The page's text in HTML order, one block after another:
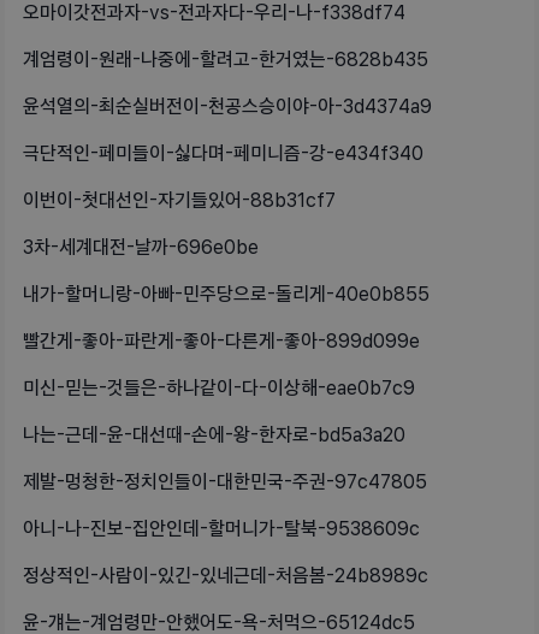
오마이갓전과자-vs-전과자다-우리-나-f338df74
계엄령이-원래-나중에-할려고-한거였는-6828b435
윤석열의-최순실버전이-천공스승이야-아-3d4374a9
극단적인-페미들이-싫다며-페미니즘-강-e434f340
이번이-첫대선인-자기들있어-88b31cf7
3차-세계대전-날까-696e0be
내가-할머니랑-아빠-민주당으로-돌리게-40e0b855
빨간게-좋아-파란게-좋아-다른게-좋아-899d099e
미신-믿는-것들은-하나같이-다-이상해-eae0b7c9
나는-근데-윤-대선때-손에-왕-한자로-bd5a3a20
제발-멍청한-정치인들이-대한민국-주권-97c47805
아니-나-진보-집안인데-할머니가-탈북-9538609c
정상적인-사람이-있긴-있네근데-처음봄-24b8989c
윤-걔는-계엄령만-안했어도-욕-처먹으-65124dc5